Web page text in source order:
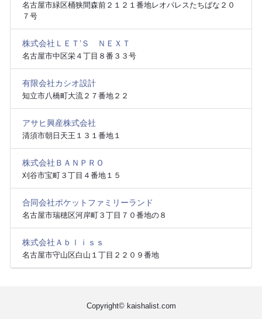
名古屋市緑区桶狭間森前２１２１番地レオパレスたちばな２０
７号
株式会社ＬＥＴ’Ｓ ＮＥＸＴ
名古屋市中区栄４丁目８番３３号
有限会社カシオ設計
知立市八橋町大流２７番地２２
アサヒ興産株式会社
清須市朝日天王１３１番地１
株式会社ＢＡＮＰＲＯ
刈谷市宝町３丁目４番地１５
合同会社ポケットファミリーランド
名古屋市瑞穂区河岸町３丁目７０番地の８
株式会社Ａｂｌｉｓｓ
名古屋市守山区白山１丁目２２０９番地
Copyright© kaishalist.com